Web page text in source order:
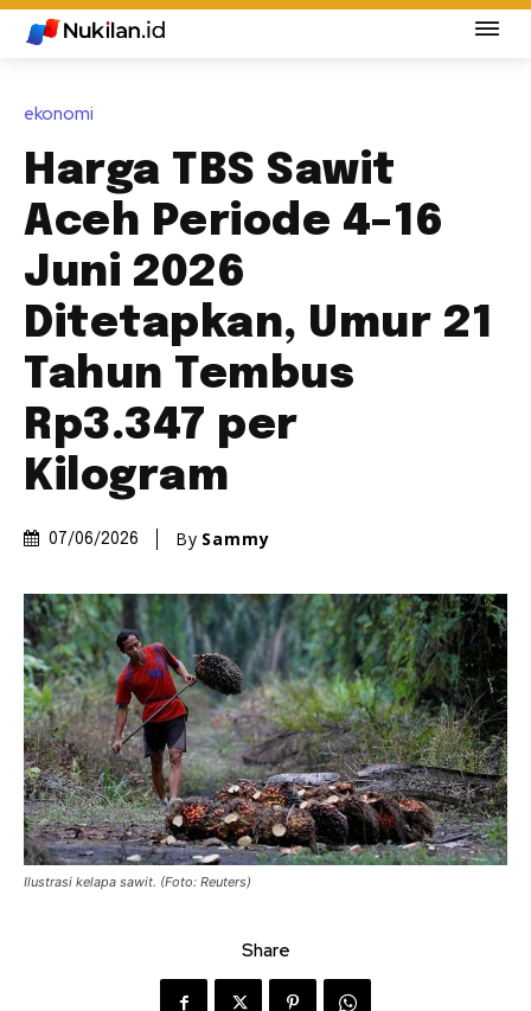
ekonomi
Harga TBS Sawit
Aceh Periode 4–16
Juni 2026
Ditetapkan, Umur 21
Tahun Tembus
Rp3.347 per
Kilogram
07/06/2026 By Sammy
Ilustrasi kelapa sawit. (Foto: Reuters)
Share